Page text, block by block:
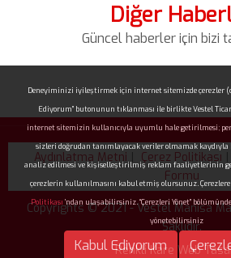
Diğer
Güncel haberler için bizi
Aydınlatma Metni | Çerez Politikası |
Formu
Copyrights © 2021 - Vestel Manisa
Saklıdır.
Renkli Kare Web
Deneyiminizi iyileştirmek için internet sitemizde çerezler
Ediyorum” butonunun tıklanması ile birlikte Vestel
internet sitemizin kullanıcıyla uyumlu hale getirilmesi;
sizleri doğrudan tanımlayacak veriler olmamak kaydıyla
analiz edilmesi ve kişiselleştirilmiş reklam faaliyetlerinin
çerezlerin kullanılmasını kabul etmiş olursunuz.
Politikası ’ndan ulaşabilirsiniz. “Çerezleri Yönet”
yönetebilirsiniz
Kabul Ediyorum